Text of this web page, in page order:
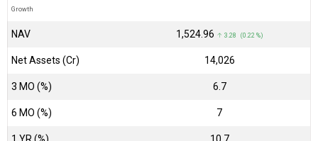
Growth
NAV ₹1,524.96 ↑ 3.28 (0.22 %)
Net Assets (Cr) ₹14,026
3 MO (%) 6.7
6 MO (%) 7